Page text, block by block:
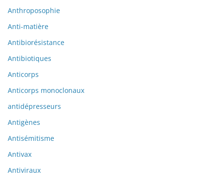
Anthroposophie
Anti-matière
Antibiorésistance
Antibiotiques
Anticorps
Anticorps monoclonaux
antidépresseurs
Antigènes
Antisémitisme
Antivax
Antiviraux